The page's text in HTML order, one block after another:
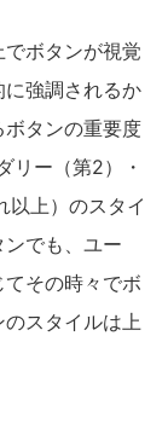
ボタンが視覚
強調されるか
タンの重要度
リー（第2）・
以上）のスタイ
でも、ユー
その時々でボ
スタイルは上